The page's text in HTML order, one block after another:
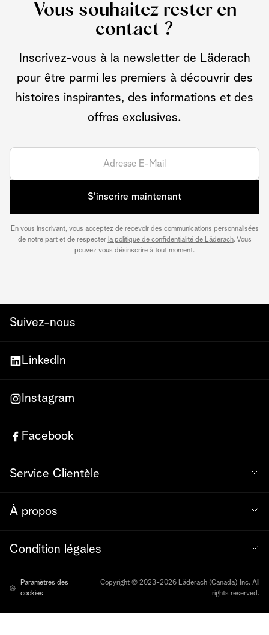
Vous souhaitez rester en
contact ?
Inscrivez-vous à la newsletter de Läderach
pour être parmi les premiers à découvrir des
histoires inspirantes, des informations et des
offres exclusives.
S’inscrire maintenant
En vous inscrivant, vous acceptez de recevoir des communications personnalisées
de notre part et de respecter la politique de confidentialité de Läderach. Vous
pouvez vous désinscrire à tout moment.
Suivez-nous
LinkedIn
Instagram
Facebook
Service Clientèle
À propos
Condition légales
Paramètres des
cookies
Copyright © 2023-2026 Läderach (Canada) Inc. All
rights reserved.